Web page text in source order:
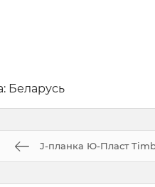
Беларусь
J-планка Ю-Пласт